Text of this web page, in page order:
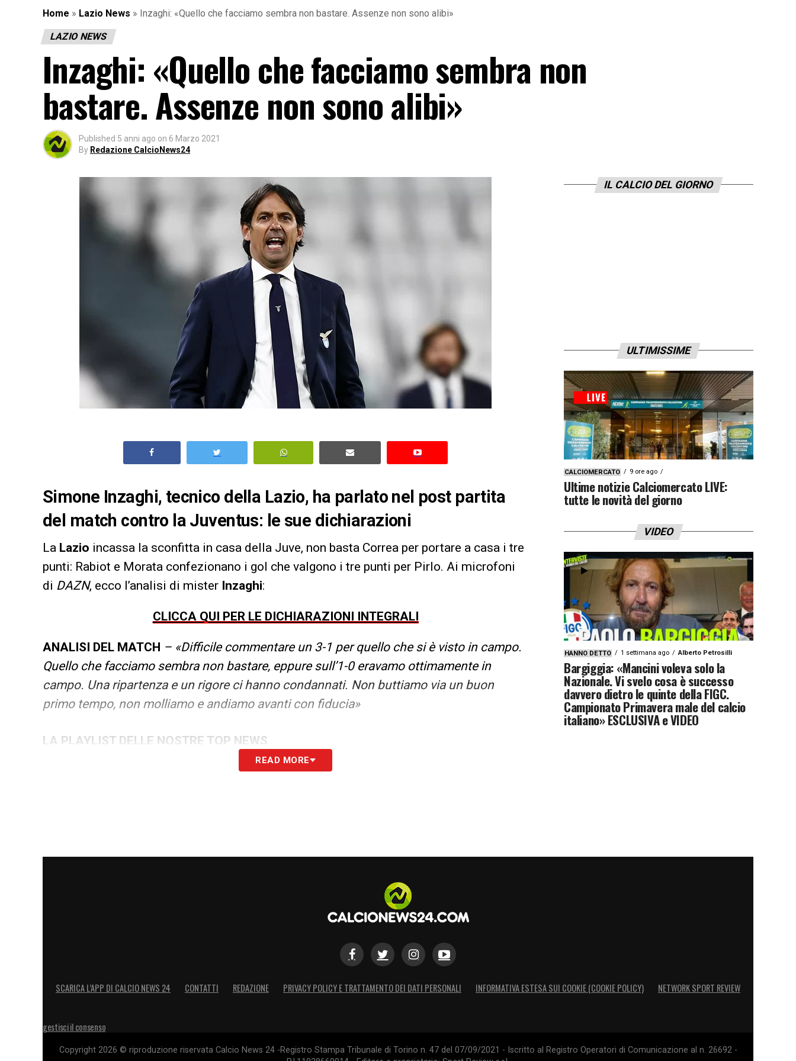
Home » Lazio News » Inzaghi: «Quello che facciamo sembra non bastare. Assenze non sono alibi»
LAZIO NEWS
Inzaghi: «Quello che facciamo sembra non
bastare. Assenze non sono alibi»
Published 5 anni ago on 6 Marzo 2021
By Redazione CalcioNews24
Simone Inzaghi, tecnico della Lazio, ha parlato nel post partita
del match contro la Juventus: le sue dichiarazioni
La Lazio incassa la sconfitta in casa della Juve, non basta Correa per portare a casa i tre
punti: Rabiot e Morata confezionano i gol che valgono i tre punti per Pirlo. Ai microfoni
di DAZN, ecco l’analisi di mister Inzaghi:
CLICCA QUI PER LE DICHIARAZIONI INTEGRALI
ANALISI DEL MATCH – «Difficile commentare un 3-1 per quello che si è visto in campo.
Quello che facciamo sembra non bastare, eppure sull’1-0 eravamo ottimamente in
campo. Una ripartenza e un rigore ci hanno condannati. Non buttiamo via un buon
primo tempo, non molliamo e andiamo avanti con fiducia»
LA PLAYLIST DELLE NOSTRE TOP NEWS
READ MORE
IL CALCIO DEL GIORNO
ULTIMISSIME
CALCIOMERCATO 9 ore ago
Ultime notizie Calciomercato LIVE:
tutte le novità del giorno
VIDEO
HANNO DETTO 1 settimana ago Alberto Petrosilli
Bargiggia: «Mancini voleva solo la
Nazionale. Vi svelo cosa è successo
davvero dietro le quinte della FIGC.
Campionato Primavera male del calcio
italiano» ESCLUSIVA e VIDEO
SCARICA L’APP DI CALCIO NEWS 24 CONTATTI REDAZIONE PRIVACY POLICY E TRATTAMENTO DEI DATI PERSONALI INFORMATIVA ESTESA SUI COOKIE (COOKIE POLICY) NETWORK SPORT REVIEW
gestisci il consenso
Copyright 2026 © riproduzione riservata Calcio News 24 -Registro Stampa Tribunale di Torino n. 47 del 07/09/2021 - Iscritto al Registro Operatori di Comunicazione al n. 26692 -